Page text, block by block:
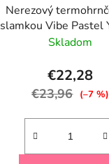
Nerezový
slamkou Vibe Pastel
880 ml
Skladom
€22,28
€23,96 (–7 %)